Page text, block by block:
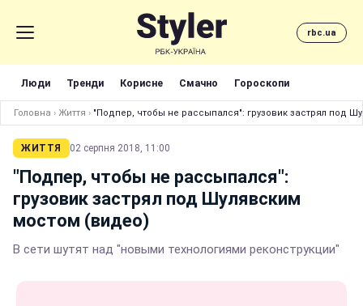
rbc.ua
Люди Тренди Корисне Смачно Гороскопи
Головна › Життя › "Подпер, чтобы не рассыпался": грузовик застрял под
ЖИТТЯ 02 серпня 2018, 11:00
"Подпер, чтобы не рассыпался":
грузовик застрял под Шулявским
мостом (видео)
В сети шутят над "новыми технологиями реконструкции"